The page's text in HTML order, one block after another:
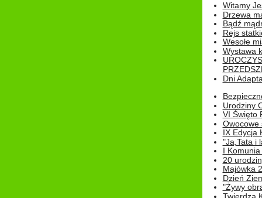
Witamy
Drzewa
Bądź
Rejs
Wesołe
Wystawa
Dni
Urodziny
VI Święto
Owocowe
IX Edycja
"Ja,Tata i
I
20
Majówka
Dzień
"Żywy